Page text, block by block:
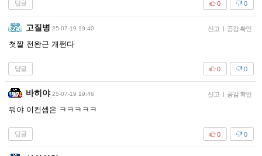
답글 0
0
고질병 25-07-19 19:40 신고 공감 확인
첫짤 전완근 개쩐다
답글 0
0
바히야 25-07-19 19:46 신고 공감 확인
뭐야 이컨셉은 ㅋㅋㅋㅋㅋ
답글 0
0